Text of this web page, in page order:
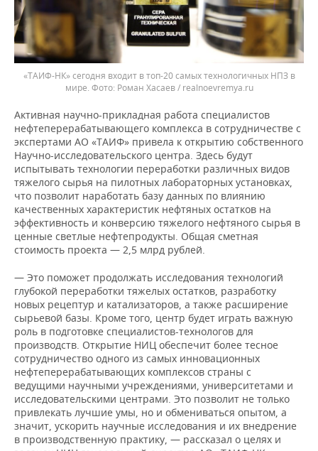
«ТАИФ-НК» сегодня входит в топ-20 самых технологичных НПЗ в
мире.
Роман Хасаев / realnoevremya.ru
Активная научно-прикладная работа специалистов
нефтеперерабатывающего комплекса в сотрудничестве с
экспертами АО «ТАИФ» привела к открытию собственного
Научно-исследовательского центра. Здесь будут
испытывать технологии переработки различных видов
тяжелого сырья на пилотных лабораторных установках,
что позволит наработать базу данных по влиянию
качественных характеристик нефтяных остатков на
эффективность и конверсию тяжелого нефтяного сырья в
ценные светлые нефтепродукты. Общая сметная
стоимость проекта — 2,5 млрд рублей.
— Это поможет продолжать исследования технологий
глубокой переработки тяжелых остатков, разработку
новых рецептур и катализаторов, а также расширение
сырьевой базы. Кроме того, центр будет играть важную
роль в подготовке специалистов-технологов для
производств. Открытие НИЦ обеспечит более тесное
сотрудничество одного из самых инновационных
нефтеперерабатывающих комплексов страны с
ведущими научными учреждениями, университетами и
исследовательскими центрами. Это позволит не только
привлекать лучшие умы, но и обмениваться опытом, а
значит, ускорить научные исследования и их внедрение
в производственную практику, — рассказал о целях и